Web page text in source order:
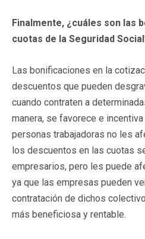
Finalmente, ¿cuáles son las
cuotas de la Seguridad
Las bonificaciones en la
descuentos que pueden
cuando contraten a
manera, se favorece e
personas trabajadoras no les
los descuentos en las cuotas
empresarios, pero les puede
ya que las empresas pueden
contratación de dichos
más beneficiosa y rentable.